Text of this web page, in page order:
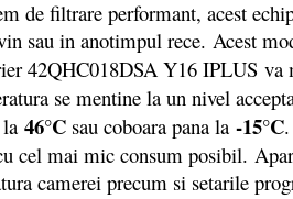
filtrare performant, acest
sau in anotimpul rece. Acest
42QHC018DSA Y16 IPLUS
se mentine la un nivel
46°C sau coboara pana la -15°C
cel mai mic consum posibil.
camerei precum si setarile